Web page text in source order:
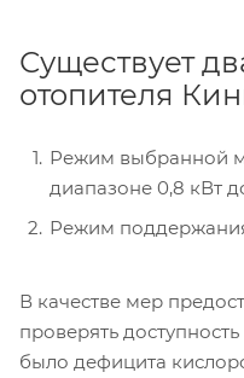
Существует
отопителя
Режим выбранной
диапазоне 0,8 кВт
Режим
В качестве мер
проверять
было дефицита